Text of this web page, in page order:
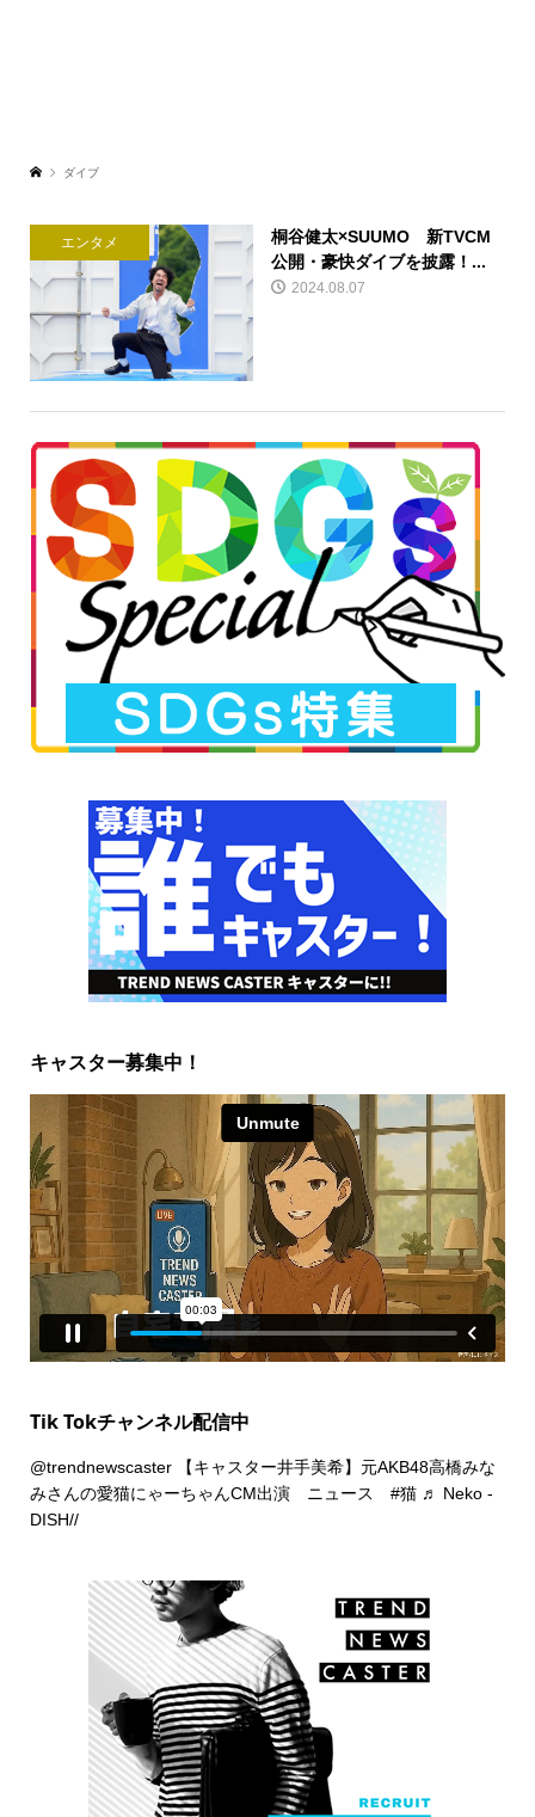
ダイブ
エンタメ
桐谷健太×SUUMO 新TVCM
公開・豪快ダイブを披露！...
2024.08.07
キャスター募集中！
Tik Tokチャンネル配信中
@trendnewscaster【キャスター井手美希】元AKB48高橋みな
みさんの愛猫にゃーちゃんCM出演 ニュース #猫 ♬ Neko -
DISH//